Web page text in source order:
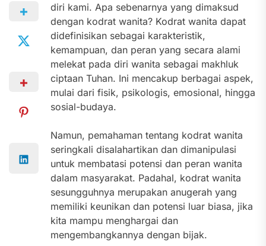
diri kami. Apa sebenarnya yang dimaksud
dengan kodrat wanita? Kodrat wanita dapat
didefinisikan sebagai karakteristik,
kemampuan, dan peran yang secara alami
melekat pada diri wanita sebagai makhluk
ciptaan Tuhan. Ini mencakup berbagai aspek,
mulai dari fisik, psikologis, emosional, hingga
sosial-budaya.
Namun, pemahaman tentang kodrat wanita
seringkali disalahartikan dan dimanipulasi
untuk membatasi potensi dan peran wanita
dalam masyarakat. Padahal, kodrat wanita
sesungguhnya merupakan anugerah yang
memiliki keunikan dan potensi luar biasa, jika
kita mampu menghargai dan
mengembangkannya dengan bijak.